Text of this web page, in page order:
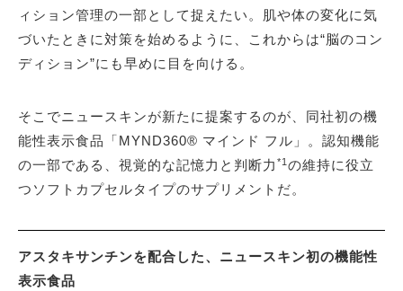
ィション管理の一部として捉えたい。肌や体の変化に気
づいたときに対策を始めるように、これからは“脳のコン
ディション”にも早めに目を向ける。
そこでニュースキンが新たに提案するのが、同社初の機
能性表示食品「MYND360® マインド フル」。認知機能
の一部である、視覚的な記憶力と判断力 *1 の維持に役立
つソフトカプセルタイプのサプリメントだ。
アスタキサンチンを配合した、ニュースキン初の機能性
表示食品